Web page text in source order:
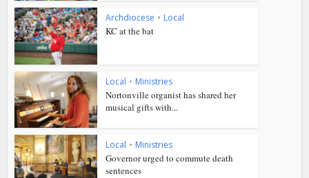
Archdiocese • Local
KC at the bat
Local • Ministries
Nortonville organist has shared her
musical gifts with...
Local • Ministries
Governor urged to commute death
sentences